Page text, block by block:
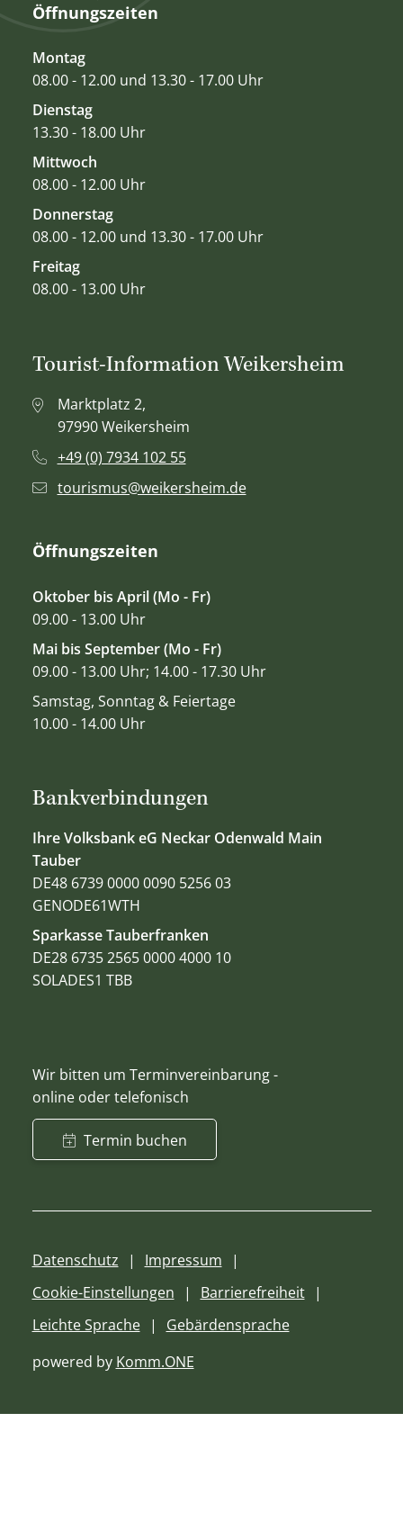
Öffnungszeiten
Montag
08.00 - 12.00 und 13.30 - 17.00 Uhr
Dienstag
13.30 - 18.00 Uhr
Mittwoch
08.00 - 12.00 Uhr
Donnerstag
08.00 - 12.00 und 13.30 - 17.00 Uhr
Freitag
08.00 - 13.00 Uhr
Bankverbindungen
Ihre Volksbank eG Neckar Odenwald Main
Tauber
DE48 6739 0000 0090 5256 03
GENODE61WTH
Sparkasse Tauberfranken
DE28 6735 2565 0000 4000 10
SOLADES1 TBB
Wir bitten um Terminvereinbarung -
online oder telefonisch
Termin buchen
Tourist-Information Weikersheim
Marktplatz 2,
97990 Weikersheim
+49 (0) 7934 102 55
tourismus@weikersheim.de
Öffnungszeiten
Oktober bis April (Mo - Fr)
09.00 - 13.00 Uhr
Mai bis September (Mo - Fr)
09.00 - 13.00 Uhr; 14.00 - 17.30 Uhr
Samstag, Sonntag & Feiertage
10.00 - 14.00 Uhr
Datenschutz
Impressum
Cookie-Einstellungen
Barrierefreiheit
Leichte Sprache
Gebärdensprache
powered by Komm.ONE